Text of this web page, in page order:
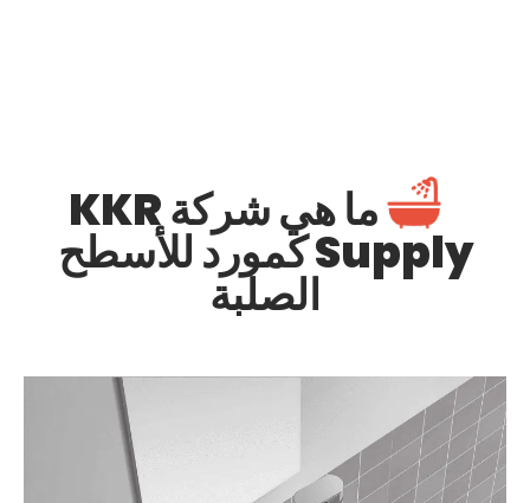
RU ما هي شركة KKR
Supply كمورد للأسطح
الصلبة